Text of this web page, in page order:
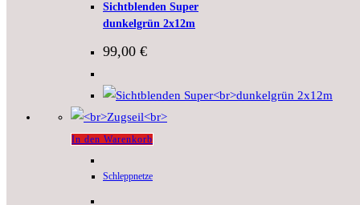
Sichtblenden Super
dunkelgrün 2x12m
99,00 €
In den Warenkorb
Schleppnetze